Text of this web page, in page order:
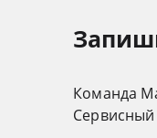
Команда